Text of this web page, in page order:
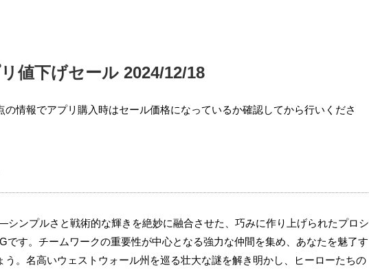
値下げセール 2024/12/18
情報でアプリ購入時はセール価格になっているか確認してから行いくださ
シンプルさと戦術的な輝きを絶妙に融合させた、巧みに作り上げられたプロシ
です。チームワークの重要性が中心となる強力な仲間を集め、あなたを魅了す
う。名高いウェストウォール州を巡る壮大な謎を解き明かし、ヒーローたちの